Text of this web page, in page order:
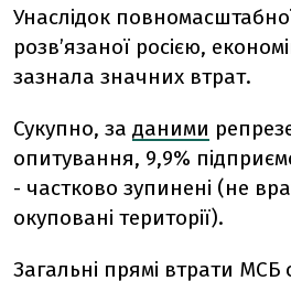
Унаслідок
розв’язаної росією,
зазнала значних втрат.
Сукупно, за даними
опитування, 9,9%
- частково зупинені (не
окуповані території).
Загальні прямі втрати МСБ